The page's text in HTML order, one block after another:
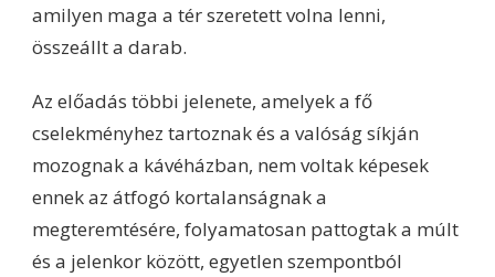
amilyen maga a tér szeretett volna lenni,
összeállt a darab.
Az előadás többi jelenete, amelyek a fő
cselekményhez tartoznak és a valóság síkján
mozognak a kávéházban, nem voltak képesek
ennek az átfogó kortalanságnak a
megteremtésére, folyamatosan pattogtak a múlt
és a jelenkor között, egyetlen szempontból